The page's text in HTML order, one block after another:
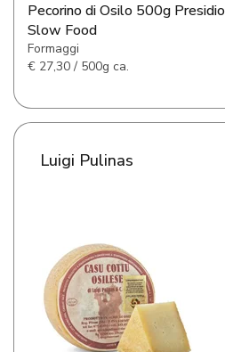
Pecorino di Osilo 500g Presidio
Slow Food
Formaggi
€ 27,30 / 500g ca.
Luigi Pulinas